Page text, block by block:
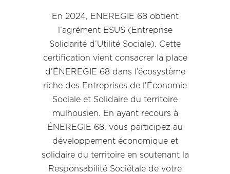
En 2024, ENEREGIE 68 obtient
l’agrément ESUS (Entreprise
Solidarité d’Utilité Sociale). Cette
certification vient consacrer la place
d’ÉNEREGIE 68 dans l’écosystème
riche des Entreprises de l’Économie
Sociale et Solidaire du territoire
mulhousien. En ayant recours à
ÉNEREGIE 68, vous participez au
développement économique et
solidaire du territoire en soutenant la
Responsabilité Sociétale de votre